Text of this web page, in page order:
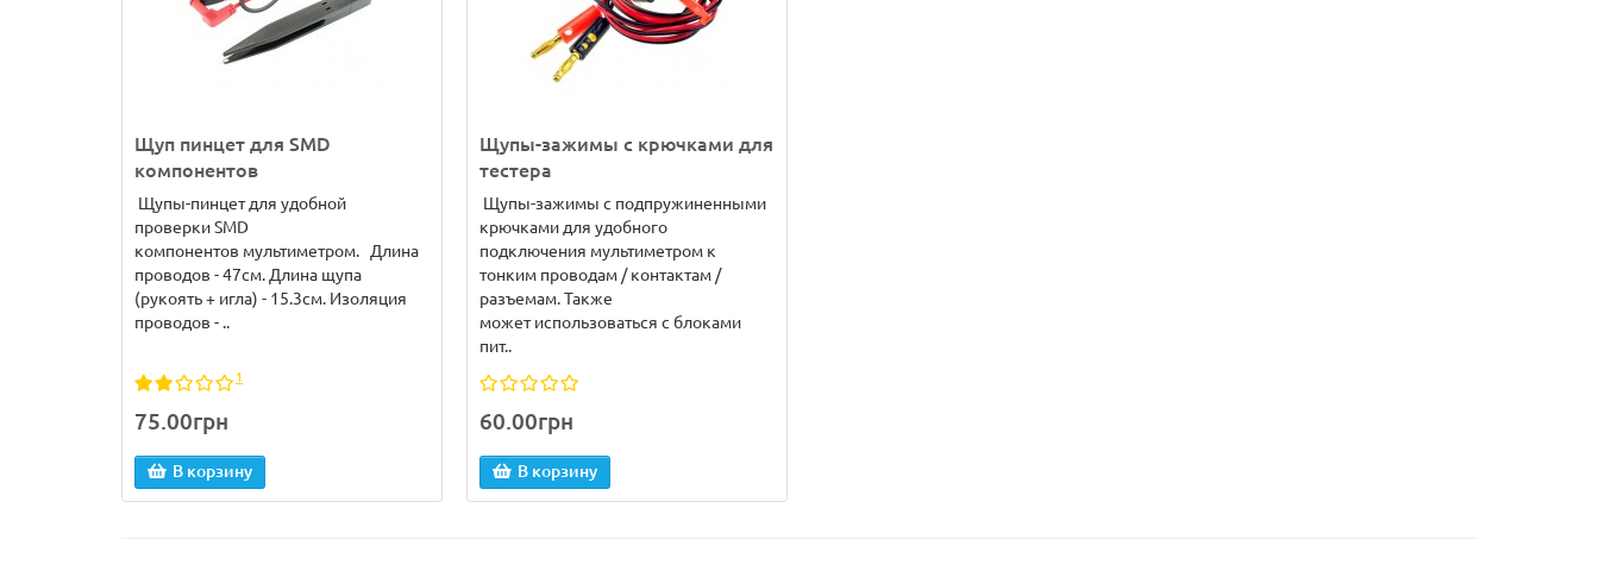
Щуп пинцет для SMD
компонентов
Щупы-пинцет для удобной
проверки SMD
компонентов мультиметром. Длина
проводов - 47см. Длина щупа
(рукоять + игла) - 15.3см. Изоляция
проводов - ..
1
75.00грн
В корзину
Щупы-зажимы с крючками для
тестера
Щупы-зажимы с подпружиненными
крючками для удобного
подключения мультиметром к
тонким проводам / контактам /
разъемам. Также
может использоваться с блоками
пит..
60.00грн
В корзину